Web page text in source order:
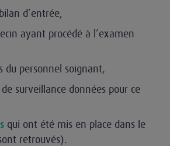
d’entrée,
ayant procédé à l’examen
du personnel soignant,
de surveillance données pour ce
qui ont été mis en place dans le
retrouvés).